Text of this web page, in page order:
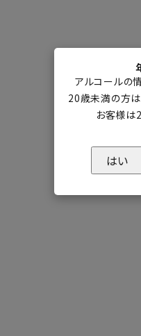
アルコールの
20歳未満の方は
お客様は
はい